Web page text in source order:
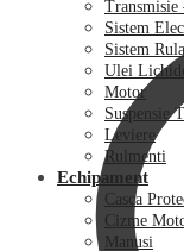
Sistem
Sistem
Ulei
Motor
Suspensie
Leviere
Rulmenti
Echipament
Casca
Cizme
Manusi